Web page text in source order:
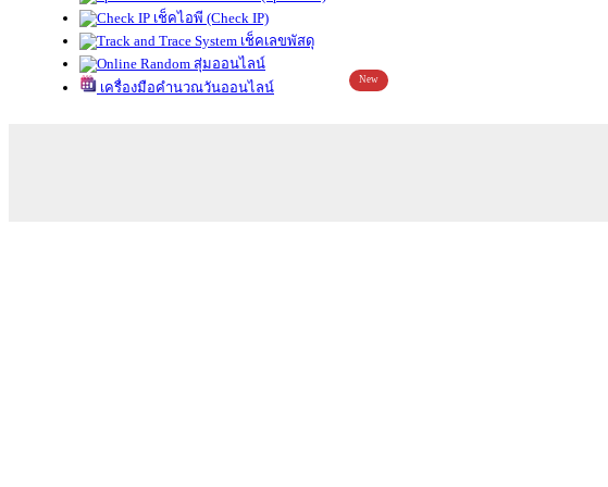
เช็คไอพี (Check IP)
เช็คเลขพัสดุ
สุ่มออนไลน์
เครื่องมือคำนวณวันออนไลน์
New